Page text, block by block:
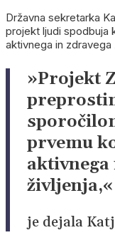
Državna sekretarka
projekt ljudi spodbuja
aktivnega in zdravega
»Projekt
prvemu
življenja,«
je dejala